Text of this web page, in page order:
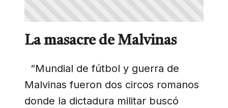
La masacre de Malvinas
“Mundial de fútbol y guerra de
Malvinas fueron dos circos romanos
donde la dictadura militar buscó